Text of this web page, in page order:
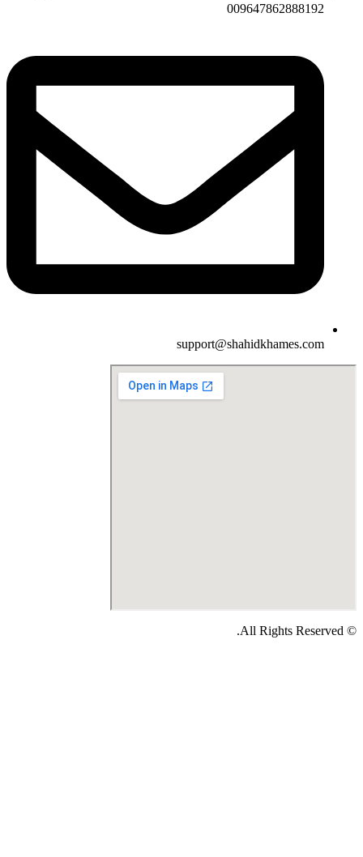
009647862888192
support@shahidkhames.com